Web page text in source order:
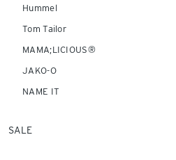
Hummel
Tom Tailor
MAMA;LICIOUS®
JAKO-O
NAME IT
SALE